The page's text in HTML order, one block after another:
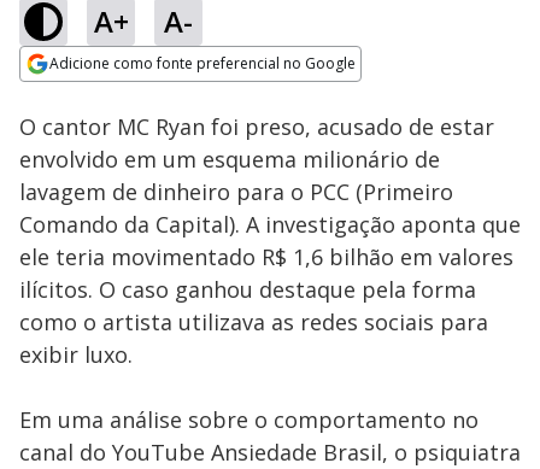
A+ A-
Adicione como fonte preferencial no Google
Ativar
Loaded
26.33%
O cantor MC Ryan foi preso, acusado de estar
envolvido em um esquema milionário de
lavagem de dinheiro para o PCC (Primeiro
Comando da Capital). A investigação aponta que
ele teria movimentado R$ 1,6 bilhão em valores
ilícitos. O caso ganhou destaque pela forma
como o artista utilizava as redes sociais para
exibir luxo.
Em uma análise sobre o comportamento no
canal do YouTube Ansiedade Brasil, o psiquiatra